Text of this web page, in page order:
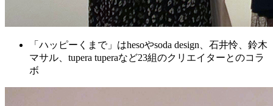
「ハッピーくまで」はhesoやsoda design、石井怜、鈴木
マサル、tupera tuperaなど23組のクリエイターとのコラ
ボ